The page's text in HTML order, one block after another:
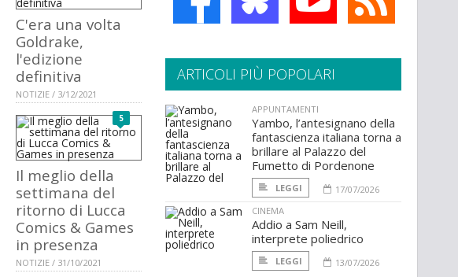
C'era una volta
Goldrake,
l'edizione
definitiva
NOTIZIE / 3/12/2021
5
Il meglio della
settimana del
ritorno di Lucca
Comics & Games
in presenza
NOTIZIE / 31/10/2021
ARTICOLI PIÙ POPOLARI
APPUNTAMENTI
Yambo, l’antesignano della
fantascienza italiana torna a
brillare al Palazzo del
Fumetto di Pordenone
LEGGI
17/07/2026
CINEMA
Addio a Sam Neill,
interprete poliedrico
LEGGI 13/07/2026